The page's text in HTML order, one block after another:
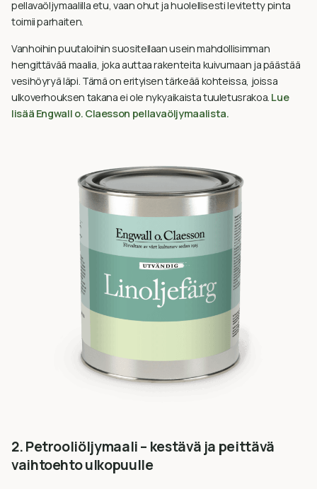
pellavaöljymaalilla etu, vaan ohut ja huolellisesti levitetty pinta
toimii parhaiten.
Vanhoihin puutaloihin suositellaan usein mahdollisimman
hengittävää maalia, joka auttaa rakenteita kuivumaan ja päästää
vesihöyryä läpi. Tämä on erityisen tärkeää kohteissa, joissa
ulkoverhouksen takana ei ole nykyaikaista tuuletusrakoa. Lue
lisää Engwall o. Claesson pellavaöljymaalista.
2. Petrooliöljymaali – kestävä ja peittävä
vaihtoehto ulkopuulle